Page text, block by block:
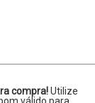
compra!Utilize